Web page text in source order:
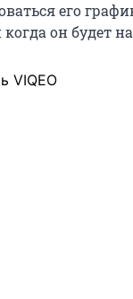
его
он будет
VIQEO